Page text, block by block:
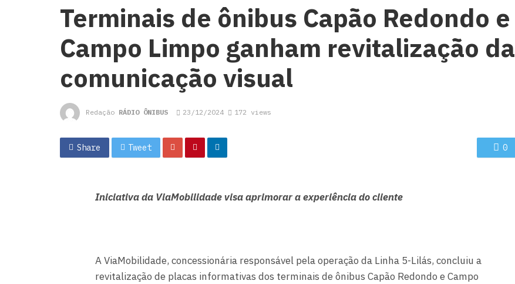
Terminais de ônibus Capão Redondo e
Campo Limpo ganham revitalização da
comunicação visual
Redação RÁDIO ÔNIBUS 23/12/2024 172 views
Share Tweet 0
Iniciativa da ViaMobilidade visa aprimorar a experiência do cliente
A ViaMobilidade, concessionária responsável pela operação da Linha 5-Lilás, concluiu a
revitalização de placas informativas dos terminais de ônibus Capão Redondo e Campo